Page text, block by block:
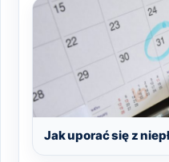
Jak uporać się z